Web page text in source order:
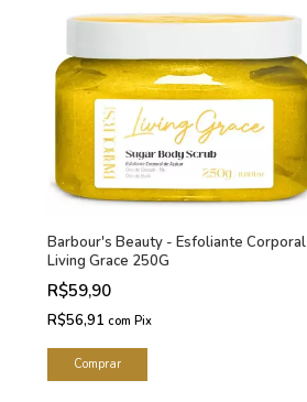
Barbour's Beauty - Esfoliante Corporal
Living Grace 250G
R$59,90
R$56,91 com Pix